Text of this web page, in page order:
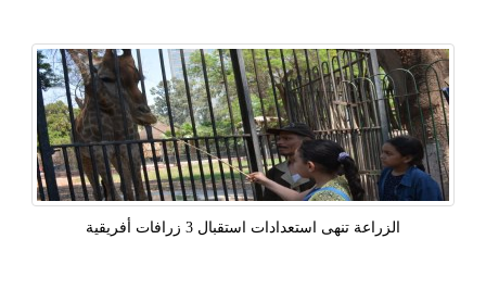
الزراعة تنهى استعدادات استقبال 3 زرافات أفريقية